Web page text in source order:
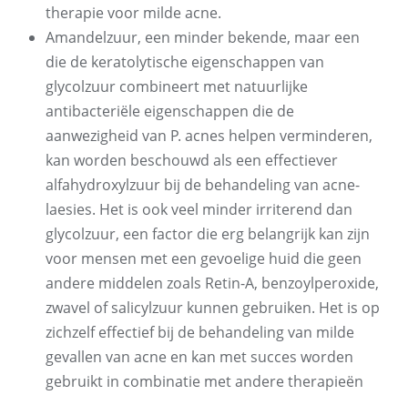
therapie voor milde acne.
Amandelzuur, een minder bekende, maar een
die de keratolytische eigenschappen van
glycolzuur combineert met natuurlijke
antibacteriële eigenschappen die de
aanwezigheid van P. acnes helpen verminderen,
kan worden beschouwd als een effectiever
alfahydroxylzuur bij de behandeling van acne-
laesies. Het is ook veel minder irriterend dan
glycolzuur, een factor die erg belangrijk kan zijn
voor mensen met een gevoelige huid die geen
andere middelen zoals Retin-A, benzoylperoxide,
zwavel of salicylzuur kunnen gebruiken. Het is op
zichzelf effectief bij de behandeling van milde
gevallen van acne en kan met succes worden
gebruikt in combinatie met andere therapieën